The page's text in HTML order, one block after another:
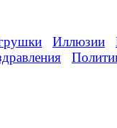
Иллюзии